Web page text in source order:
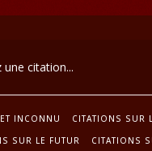
INCONNU
CITATIONS SUR
SUR LE FUTUR
CITATIONS